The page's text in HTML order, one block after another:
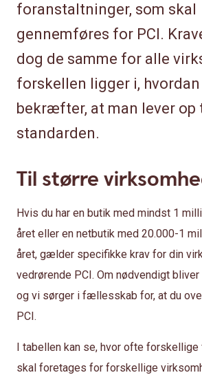
foranstaltninger, som skal
gennemføres for PCI.
dog de samme for alle
forskellen ligger i, hvordan
bekræfter, at man lever op
standarden.
Til større
Hvis du har en butik med mindst 1
året eller en netbutik med 20.000-1
året, gælder specifikke krav for din
vedrørende PCI. Om nødvendigt
og vi sørger i fællesskab for, at du
PCI.
I tabellen kan se, hvor ofte
skal foretages for forskellige